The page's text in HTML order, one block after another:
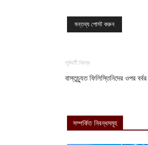
পূর্ববর্তী নিবন্ধ
বাস্তুচ্যুত ফিলিস্তিনিদের ওপর
সম্পর্কিত নিবন্ধসমূহ